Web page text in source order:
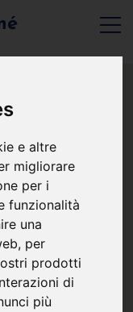
e altre
migliorare
per i
funzionalità
una
, per
prodotti
di
più